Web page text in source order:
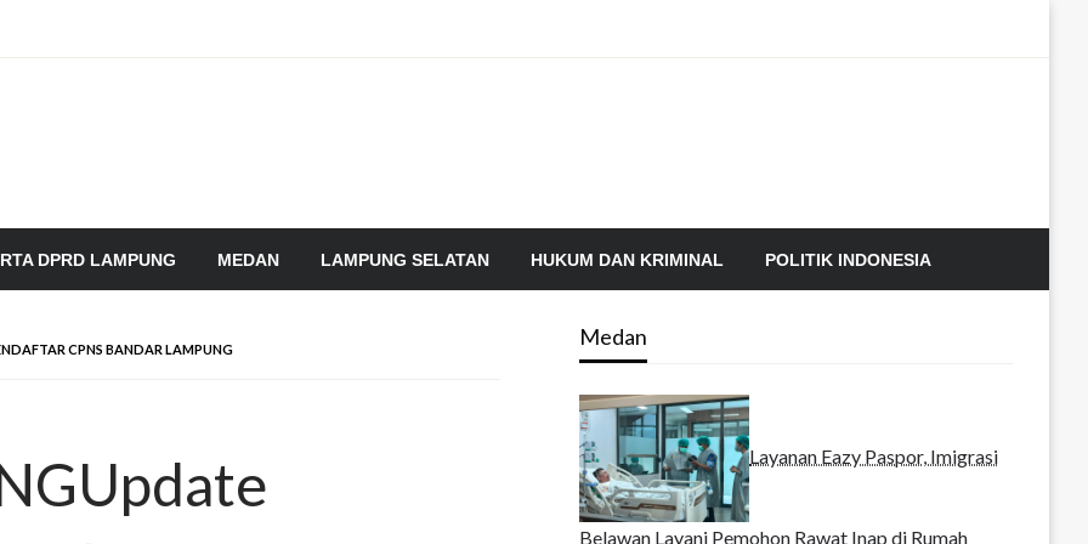
DPRD LAMPUNG MEDAN LAMPUNG SELATAN HUKUM DAN KRIMINAL POLITIK INDONESIA
CPNS BANDAR LAMPUNG Medan
Layanan Eazy Paspor, Imigrasi
Belawan Layani Pemohon Rawat Inap di Rumah